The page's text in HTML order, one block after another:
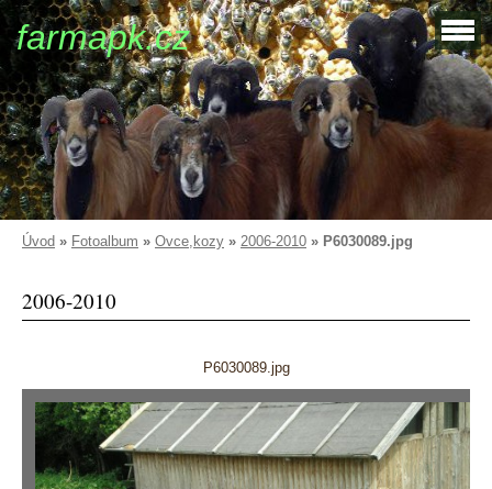
farmapk.cz
Úvod » Fotoalbum » Ovce,kozy » 2006-2010 » P6030089.jpg
2006-2010
P6030089.jpg